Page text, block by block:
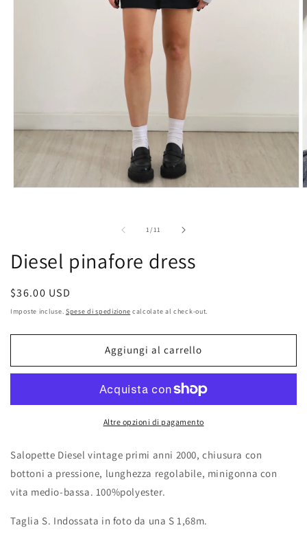
modale
1/su
11
Diesel pinafore dress
Prezzo
di
$36.00 USD
Imposte incluse. Spese di spedizione calcolate al check-out.
Aggiungi al carrello
Altre opzioni di pagamento
Salopette Diesel vintage primi anni 2000, chiusura con
bottoni a pressione, lunghezza regolabile, minigonna con
vita medio-bassa. 100%polyester.
Taglia S. Indossata in foto da una S 1,68m.